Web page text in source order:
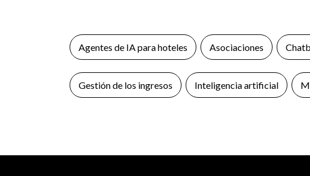
Agentes de IA para hoteles Asociaciones
Gestión de los ingresos Inteligencia artificial